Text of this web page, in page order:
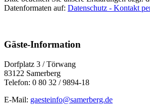
Datenformaten auf: Datenschutz - Kontakt
Gäste-Information
Dorfplatz 3 / Törwang
83122 Samerberg
Telefon: 0 80 32 / 9894-18
E-Mail: gaesteinfo@samerberg.de